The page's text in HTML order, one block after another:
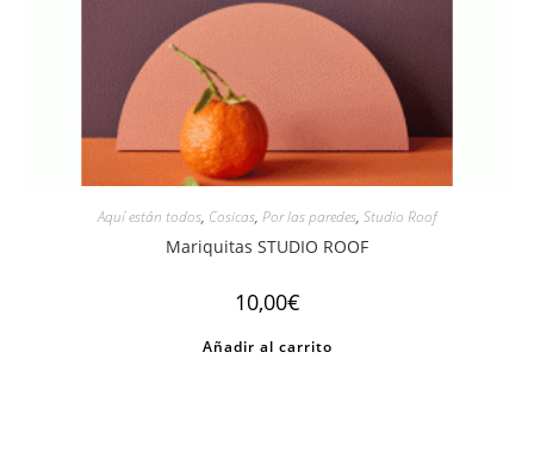
Aquí están todos, Cosicas, Por las paredes, Studio Roof
Mariquitas STUDIO ROOF
10,00€
Añadir al carrito